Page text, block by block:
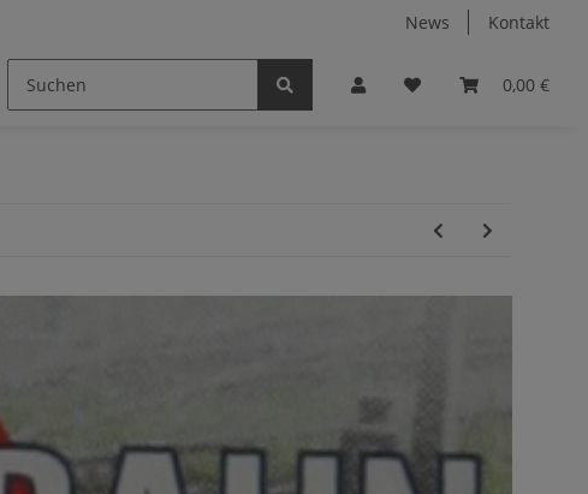
News Kontakt
0,00 €